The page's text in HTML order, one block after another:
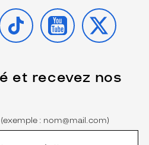
TIKTOK YOUTUBE
X
et recevez nos
(exemple : nom@mail.com)